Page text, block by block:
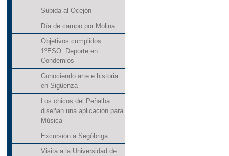
Subida al Ocejón
Día de campo por Molina
Objetivos cumplidos
1ºESO: Deporte en
Condemios
Conociendo arte e historia
en Sigüenza
Los chicos del Peñalba
diseñan una aplicación para
Música
Excursión a Segóbriga
Visita a la Universidad de